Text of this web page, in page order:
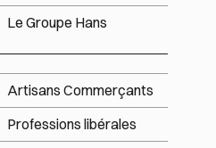
Le Groupe Hans
Artisans Commerçants
Professions libérales